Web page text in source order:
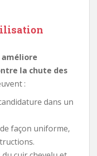
la chute des
:
dans un
façon uniforme,